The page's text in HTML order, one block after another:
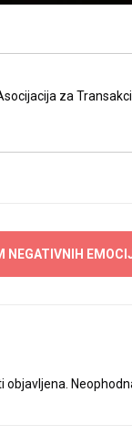
za
NEGATIVNIH
objavljena.